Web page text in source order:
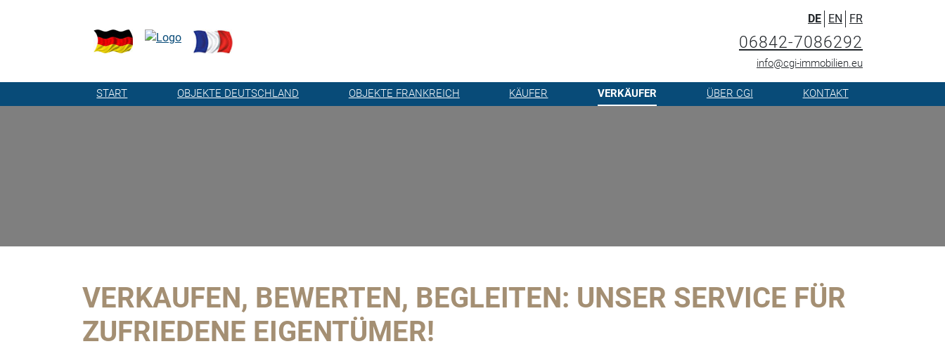
DE EN FR
06842-7086292
info@cgi-immobilien.eu
START OBJEKTE DEUTSCHLAND OBJEKTE FRANKREICH KÄUFER VERKÄUFER ÜBER CGI KONTAKT
VERKAUFEN, BEWERTEN, BEGLEITEN: UNSER SERVICE FÜR
ZUFRIEDENE EIGENTÜMER!